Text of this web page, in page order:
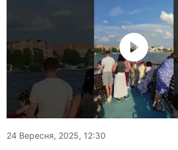
24 Вересня, 2025, 12:30